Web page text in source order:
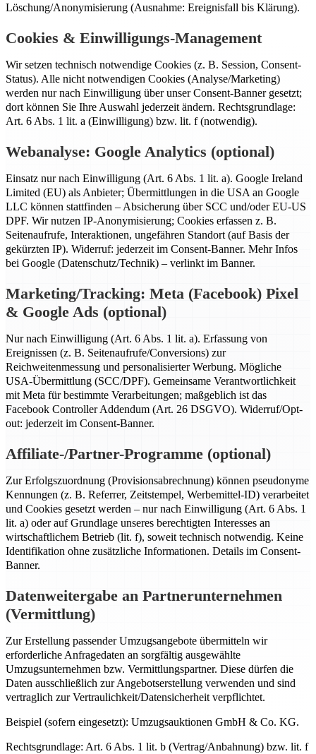
Löschung/Anonymisierung (Ausnahme: Ereignisfall bis Klärung).
Cookies & Einwilligungs-Management
Wir setzen technisch notwendige Cookies (z. B. Session, Consent-
Status). Alle nicht notwendigen Cookies (Analyse/Marketing)
werden nur nach Einwilligung über unser Consent-Banner gesetzt;
dort können Sie Ihre Auswahl jederzeit ändern. Rechtsgrundlage:
Art. 6 Abs. 1 lit. a (Einwilligung) bzw. lit. f (notwendig).
Webanalyse: Google Analytics (optional)
Einsatz nur nach Einwilligung (Art. 6 Abs. 1 lit. a). Google Ireland
Limited (EU) als Anbieter; Übermittlungen in die USA an Google
LLC können stattfinden – Absicherung über SCC und/oder EU-US
DPF. Wir nutzen IP-Anonymisierung; Cookies erfassen z. B.
Seitenaufrufe, Interaktionen, ungefähren Standort (auf Basis der
gekürzten IP). Widerruf: jederzeit im Consent-Banner. Mehr Infos
bei Google (Datenschutz/Technik) – verlinkt im Banner.
Marketing/Tracking: Meta (Facebook) Pixel
& Google Ads (optional)
Nur nach Einwilligung (Art. 6 Abs. 1 lit. a). Erfassung von
Ereignissen (z. B. Seitenaufrufe/Conversions) zur
Reichweitenmessung und personalisierter Werbung. Mögliche
USA-Übermittlung (SCC/DPF). Gemeinsame Verantwortlichkeit
mit Meta für bestimmte Verarbeitungen; maßgeblich ist das
Facebook Controller Addendum (Art. 26 DSGVO). Widerruf/Opt-
out: jederzeit im Consent-Banner.
Affiliate-/Partner-Programme (optional)
Zur Erfolgszuordnung (Provisionsabrechnung) können pseudonyme
Kennungen (z. B. Referrer, Zeitstempel, Werbemittel-ID) verarbeitet
und Cookies gesetzt werden – nur nach Einwilligung (Art. 6 Abs. 1
lit. a) oder auf Grundlage unseres berechtigten Interesses an
wirtschaftlichem Betrieb (lit. f), soweit technisch notwendig. Keine
Identifikation ohne zusätzliche Informationen. Details im Consent-
Banner.
Datenweitergabe an Partnerunternehmen
(Vermittlung)
Zur Erstellung passender Umzugsangebote übermitteln wir
erforderliche Anfragedaten an sorgfältig ausgewählte
Umzugsunternehmen bzw. Vermittlungspartner. Diese dürfen die
Daten ausschließlich zur Angebotserstellung verwenden und sind
vertraglich zur Vertraulichkeit/Datensicherheit verpflichtet.
Beispiel (sofern eingesetzt): Umzugsauktionen GmbH & Co. KG.
Rechtsgrundlage: Art. 6 Abs. 1 lit. b (Vertrag/Anbahnung) bzw. lit. f